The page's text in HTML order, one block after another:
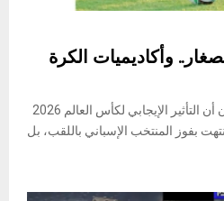
يُلهم الصغار.. وأكاديميات الكرة
«نبض الخليج» وأكد متخصصون أن التأثير الإيجابي لكأس العالم 2026
بفوز المنتخب الإسباني باللقب، بل